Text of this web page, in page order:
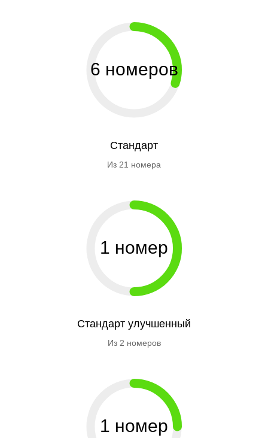
6 номеров
Стандарт
Из 21 номера
1 номер
Стандарт улучшенный
Из 2 номеров
1 номер